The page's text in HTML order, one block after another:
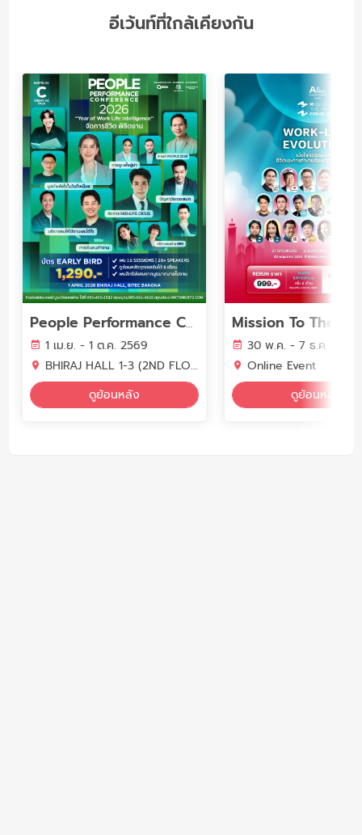
อีเว้นท์ที่ใกล้เคียงกัน
People Performance Conference (PPC2026) - YEAR OF WORK LIFE INTELLIGENCE
1 เม.ย. - 1 ต.ค. 2569
BHIRAJ HALL 1-3 (2ND FLOOR) BITEC BANGNA
ดูย้อนหลัง
30 พ.ค. - 7 ธ.ค. 2569
Online Event
ดูย้อนหลัง